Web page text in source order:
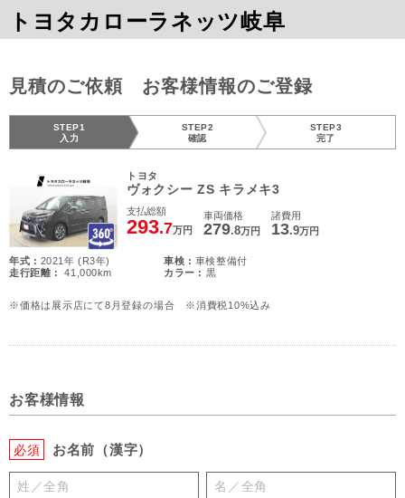
トヨタカローラネッツ岐阜
見積のご依頼 お客様情報のご登録
STEP1
入力
STEP2
確認
STEP3
完了
トヨタ
ヴォクシー ZS キラメキ3
支払総額
293.7万円
車両価格
279.8万円
諸費用
13.9万円
年式 : 2021年 (R3年) 車検 : 車検整備付
走行距離 :
41,000km カラー : 黒
※価格は展示店にて8月登録の場合 ※消費税10%込み
お客様情報
必須 お名前（漢字）